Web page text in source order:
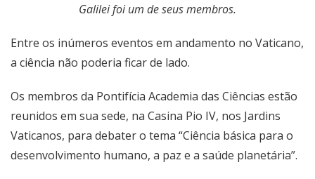
Galilei foi um de seus membros.
Entre os inúmeros eventos em andamento no Vaticano,
a ciência não poderia ficar de lado.
Os membros da Pontifícia Academia das Ciências estão
reunidos em sua sede, na Casina Pio IV, nos Jardins
Vaticanos, para debater o tema “Ciência básica para o
desenvolvimento humano, a paz e a saúde planetária”.